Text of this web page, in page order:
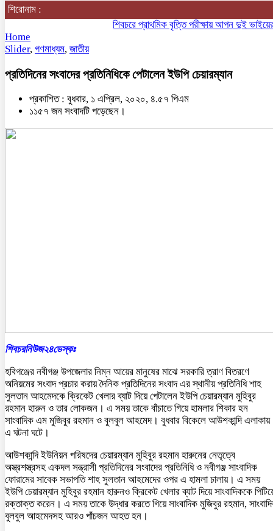
শিরোনাম :
শিবচরে প্রাথমিক বৃত্তি পরীক্ষায় আপন দুই ভাইয়ের
Home
Slider, গণমাধ্যম, জাতীয়
প্রতিদিনের সংবাদের প্রতিনিধিকে পেটালেন ইউপি চেয়ারম্যান
প্রকাশিত : বুধবার, ১ এপ্রিল, ২০২০, ৪.৫৭ পিএম
১১৫৭ জন সংবাদটি পড়েছেন।
শিবচরনিউজ২৪ডেস্কঃ
হবিগঞ্জের নবীগঞ্জ উপজেলার নিম্ন আয়ের মানুষের মাঝে সরকারি ত্রাণ বিতরণে
অনিয়মের সংবাদ প্রচার করায় দৈনিক প্রতিদিনের সংবাদ এর স্থানীয় প্রতিনিধি শাহ
সুলতান আহমেদকে ক্রিকেট খেলার ব্যাট দিয়ে পেটালেন ইউপি চেয়ারম্যান মুহিবুর
রহমান হারুন ও তার লোকজন। এ সময় তাকে বাঁচাতে গিয়ে হামলার শিকার হন
সাংবাদিক এম মুজিবুর রহমান ও বুলবুল আহমেদ। বুধবার বিকেলে আউশকান্দি এলাকায়
এ ঘটনা ঘটে।
আউশকান্দি ইউনিয়ন পরিষদের চেয়ারম্যান মুহিবুর রহমান হারুনের নেতৃত্বে
অস্ত্রশস্ত্রসহ একদল সন্ত্রাসী প্রতিদিনের সংবাদের প্রতিনিধি ও নবীগঞ্জ সাংবাদিক
ফোরামের সাবেক সভাপতি শাহ সুলতান আহমেদের ওপর এ হামলা চালায়। এ সময়
ইউপি চেয়ারম্যান মুহিবুর রহমান হারুনও ক্রিকেট খেলার ব্যাট দিয়ে সাংবাদিককে
রক্তাক্ত করেন। এ সময় তাকে উদ্ধার করতে গিয়ে সাংবাদিক মুজিবুর রহমান,
বুলবুল আহমেদসহ আরও পাঁচজন আহত হন।